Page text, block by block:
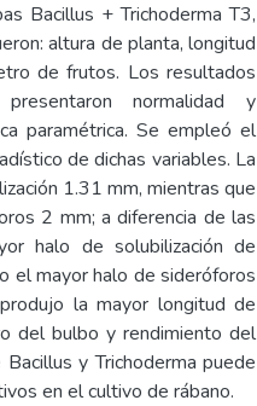
Bacillus + Trichoderma T3,
altura de planta, longitud
de frutos. Los resultados
normalidad y
paramétrica. Se empleó el
de dichas variables. La
1.31 mm, mientras que
2 mm; a diferencia de las
halo de solubilización de
el mayor halo de sideróforos
la mayor longitud de
del bulbo y rendimiento del
y Trichoderma puede
en el cultivo de rábano.